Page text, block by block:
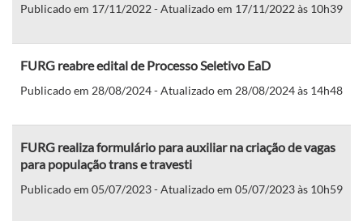
Publicado em 17/11/2022 - Atualizado em 17/11/2022 às 10h39
FURG reabre edital de Processo Seletivo EaD
Publicado em 28/08/2024 - Atualizado em 28/08/2024 às 14h48
FURG realiza formulário para auxiliar na criação de vagas
para população trans e travesti
Publicado em 05/07/2023 - Atualizado em 05/07/2023 às 10h59